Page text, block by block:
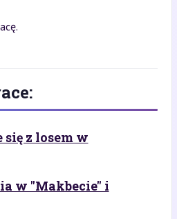
z losem w
w "Makbecie" i